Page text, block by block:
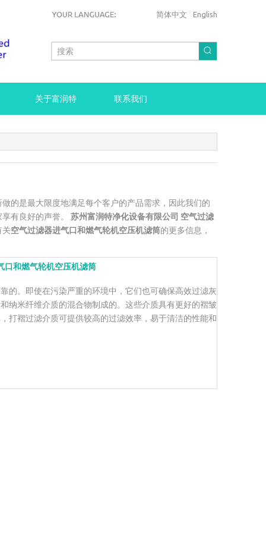
简体中文 English
关于富润特 联系我们
的是最大限度地满足每个客户的产品需求，因此我们的
有良好的声誉。 苏州富润特净化设备有限公司 空气过滤
关空气过滤器进气口和燃气轮机空压机滤筒的更多信息，
口和燃气轮机空压机滤筒
的。即使在污染严重的环境中，它们也可确保高效过滤灰
纳米纤维介质的混合物制成的。这些介质具有更好的褶皱
打褶过滤介质可提供较高的过滤效率，易于清洁的性能和